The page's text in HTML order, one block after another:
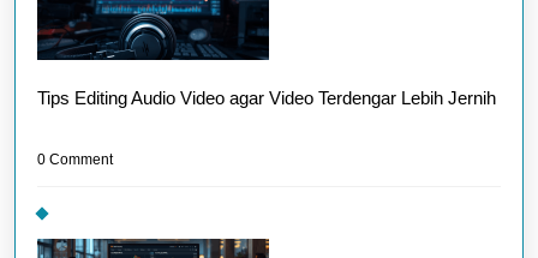
Tips Editing Audio Video agar Video Terdengar Lebih Jernih
0 Comment